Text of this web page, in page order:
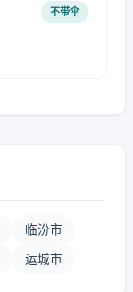
不带伞
临汾市
运城市